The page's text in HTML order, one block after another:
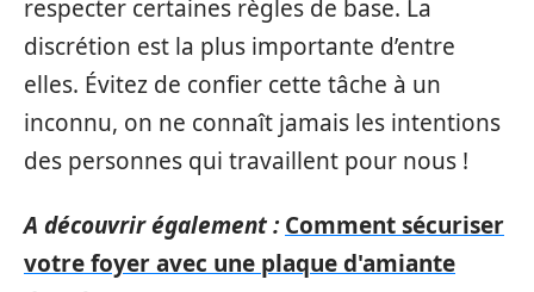
respecter certaines règles de base. La
discrétion est la plus importante d’entre
elles. Évitez de confier cette tâche à un
inconnu, on ne connaît jamais les intentions
des personnes qui travaillent pour nous !
A découvrir également : Comment sécuriser
votre foyer avec une plaque d'amiante